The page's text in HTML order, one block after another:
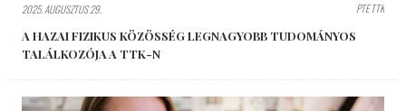
2025. AUGUSZTUS 29. PTE TTK
A HAZAI FIZIKUS KÖZÖSSÉG LEGNAGYOBB TUDOMÁNYOS
TALÁLKOZÓJA A TTK-N